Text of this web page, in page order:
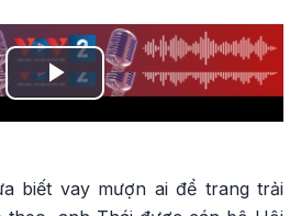
Play
biết vay mượn ai để trang trải